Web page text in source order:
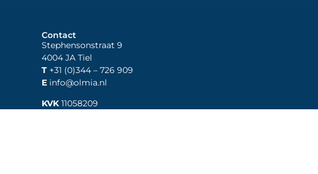
Contact
Stephensonstraat 9
4004 JA Tiel
T+31 (0)344– 726 909
Einfo@olmia.nl
KVK11058209